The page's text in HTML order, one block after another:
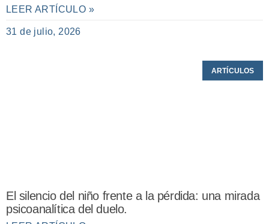
LEER ARTÍCULO »
31 de julio, 2026
ARTÍCULOS
El silencio del niño frente a la pérdida: una mirada
psicoanalítica del duelo.